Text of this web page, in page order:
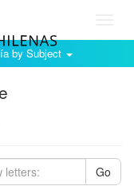
by Subject
Go